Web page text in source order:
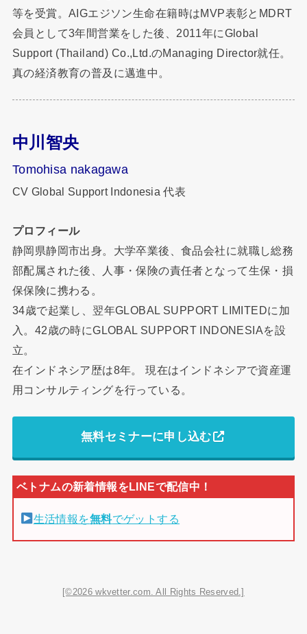
等を受賞。 AIGエジソン生命在籍時はMVP表彰とMDRT
会員として3年間営業をした後、2011年にGlobal
Support (Thailand) Co.,Ltd.のManaging Director就任。
真の経済教育の普及に邁進中。
中川智央
Tomohisa nakagawa
CV Global Support Indonesia 代表
プロフィール
静岡県静岡市出身。大学卒業後、食品会社に就職し総務
部配属された後、人事・保険の責任者となって生保・損
保保険に携わる。
34歳で起業し、翌年GLOBAL SUPPORT LIMITEDに加
入。42歳の時にGLOBAL SUPPORT INDONESIAを設
立。
在インドネシア歴は8年。 現在はインドネシアで資産運
用コンサルティングを行っている。
無料セミナーに申し込む
生活情報を無料でゲットする
[©2026 wkvetter.com. All Rights Reserved.]